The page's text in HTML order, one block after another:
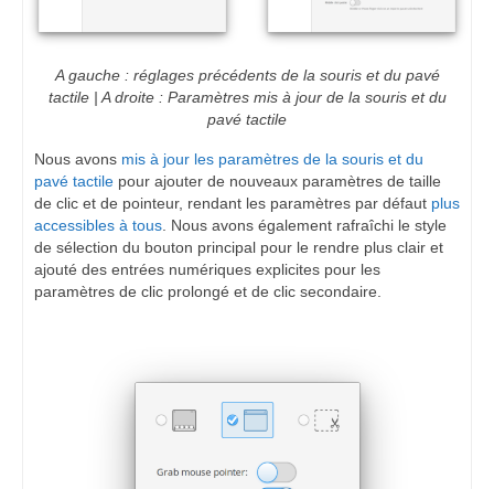
A gauche : réglages précédents de la souris et du pavé
tactile | A droite : Paramètres mis à jour de la souris et du
pavé tactile
Nous avons mis à jour les paramètres de la souris et du
pavé tactile pour ajouter de nouveaux paramètres de taille
de clic et de pointeur, rendant les paramètres par défaut plus
accessibles à tous. Nous avons également rafraîchi le style
de sélection du bouton principal pour le rendre plus clair et
ajouté des entrées numériques explicites pour les
paramètres de clic prolongé et de clic secondaire.